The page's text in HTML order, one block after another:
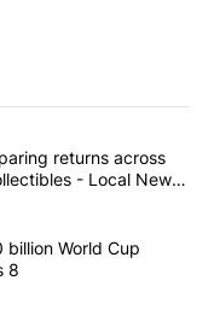
articles in the last
Comparing
returns across
- Local News
$20 billion
billion World Cup
8